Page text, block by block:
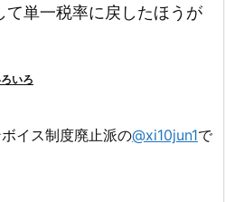
単一税率に戻したほうが
いろ
イス制度廃止派の@xi10jun1で